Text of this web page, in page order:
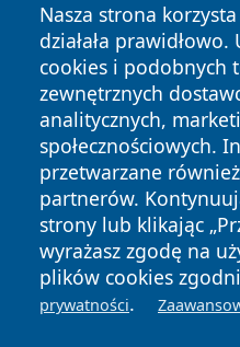
Nasza strona
działała
cookies i podobnych
zewnętrznych
analitycznych,
społecznościowych.
przetwarzane
partnerów.
strony lub klikając
wyrażasz zgodę na
plików cookies
prywatności.
Copyright © 2026
zastrzeżone.
News Autorzy